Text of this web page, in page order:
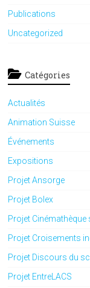
Publications
Uncategorized
Catégories
Actualités
Animation Suisse
Événements
Expositions
Projet Ansorge
Projet Bolex
Projet Cinémathèque
Projet Croisements
Projet Discours du
Projet EntreLACS